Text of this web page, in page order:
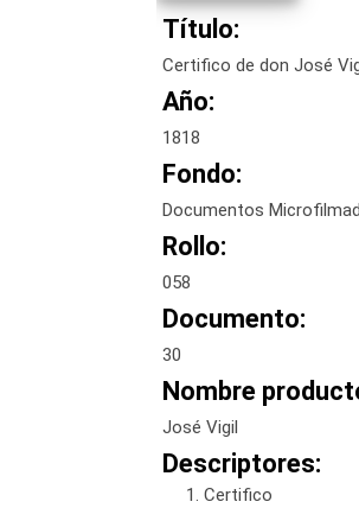
Título:
Certifico de don José
Año:
1818
Fondo:
Documentos
Rollo:
058
Documento:
30
Nombre
José Vigil
Descriptores:
Certifico